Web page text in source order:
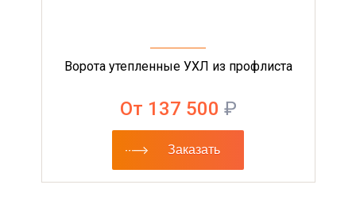
Ворота утепленные УХЛ из профлиста
От 137 500 ₽
Заказать